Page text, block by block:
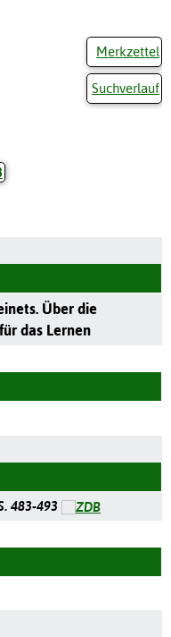
Merkzettel
Suchverlauf
Über die
das Lernen
483-493